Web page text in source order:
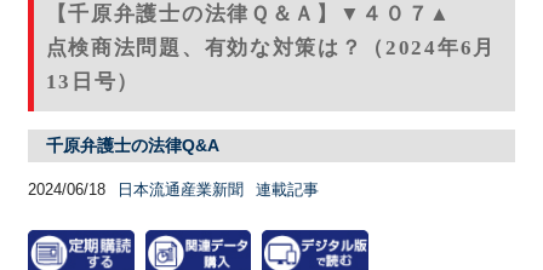
【千原弁護士の法律Ｑ＆Ａ】▼４０７▲
点検商法問題、有効な対策は？（2024年6月
13日号）
千原弁護士の法律Q&A
2024/06/18 日本流通産業新聞 連載記事